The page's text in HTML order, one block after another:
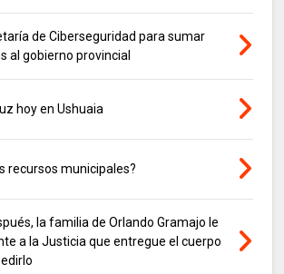
de Ciberseguridad para sumar
al gobierno provincial
hoy en Ushuaia
recursos municipales?
la familia de Orlando Gramajo le
a la Justicia que entregue el cuerpo